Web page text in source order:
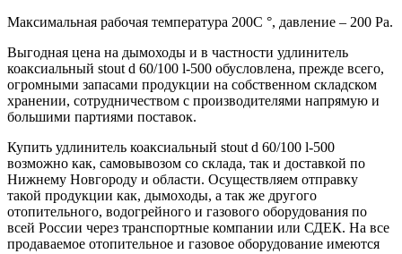
Максимальная рабочая температура 200С °, давление – 200 Ра.
Выгодная цена на дымоходы и в частности удлинитель
коаксиальный stout d 60/100 l-500 обусловлена, прежде всего,
огромными запасами продукции на собственном складском
хранении, сотрудничеством с производителями напрямую и
большими партиями поставок.
Купить удлинитель коаксиальный stout d 60/100 l-500
возможно как, самовывозом со склада, так и доставкой по
Нижнему Новгороду и области. Осуществляем отправку
такой продукции как, дымоходы, а так же другого
отопительного, водогрейного и газового оборудования по
всей России через транспортные компании или СДЕК. На все
продаваемое отопительное и газовое оборудование имеются